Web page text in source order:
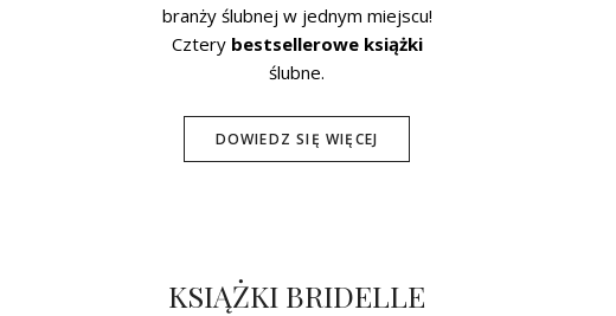
branży ślubnej w jednym miejscu!
Cztery bestsellerowe książki
ślubne.
DOWIEDZ SIĘ WIĘCEJ
KSIĄŻKI BRIDELLE